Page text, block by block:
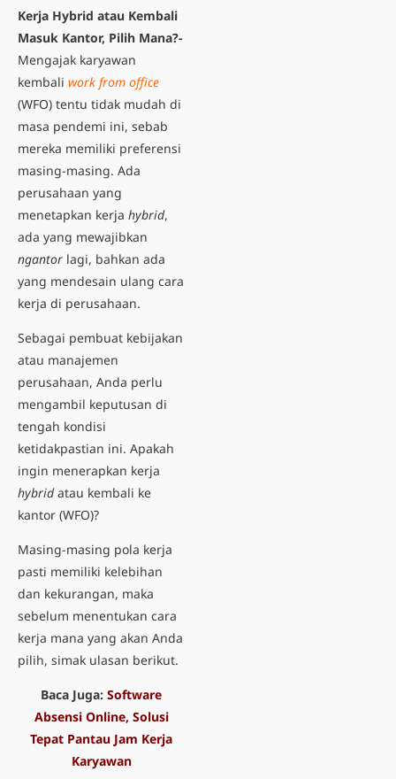
Kerja Hybrid atau Kembali
Masuk Kantor, Pilih Mana?-
Mengajak karyawan
kembali work from office
(WFO) tentu tidak mudah di
masa pendemi ini, sebab
mereka memiliki preferensi
masing-masing. Ada
perusahaan yang
menetapkan kerja hybrid,
ada yang mewajibkan
ngantor lagi, bahkan ada
yang mendesain ulang cara
kerja di perusahaan.
Sebagai pembuat kebijakan
atau manajemen
perusahaan, Anda perlu
mengambil keputusan di
tengah kondisi
ketidakpastian ini. Apakah
ingin menerapkan kerja
hybridatau kembali ke
kantor (WFO)?
Masing-masing pola kerja
pasti memiliki kelebihan
dan kekurangan, maka
sebelum menentukan cara
kerja mana yang akan Anda
pilih, simak ulasan berikut.
Baca Juga: Software
Absensi Online, Solusi
Tepat Pantau Jam Kerja
Karyawan